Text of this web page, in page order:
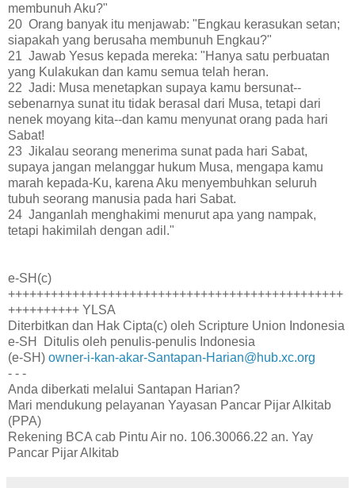
membunuh Aku?"
20 Orang banyak itu menjawab: "Engkau kerasukan setan;
siapakah yang berusaha membunuh Engkau?"
21 Jawab Yesus kepada mereka: "Hanya satu perbuatan
yang Kulakukan dan kamu semua telah heran.
22 Jadi: Musa menetapkan supaya kamu bersunat--
sebenarnya sunat itu tidak berasal dari Musa, tetapi dari
nenek moyang kita--dan kamu menyunat orang pada hari
Sabat!
23 Jikalau seorang menerima sunat pada hari Sabat,
supaya jangan melanggar hukum Musa, mengapa kamu
marah kepada-Ku, karena Aku menyembuhkan seluruh
tubuh seorang manusia pada hari Sabat.
24 Janganlah menghakimi menurut apa yang nampak,
tetapi hakimilah dengan adil."
e-SH(c)
+++++++++++++++++++++++++++++++++++++++++++++++
++++++++++ YLSA
Diterbitkan dan Hak Cipta(c) oleh Scripture Union Indonesia
e-SH Ditulis oleh penulis-penulis Indonesia
(e-SH) owner-i-kan-akar-Santapan-Harian@hub.xc.org
- - -
Anda diberkati melalui Santapan Harian?
Mari mendukung pelayanan Yayasan Pancar Pijar Alkitab
(PPA)
Rekening BCA cab Pintu Air no. 106.30066.22 an. Yay
Pancar Pijar Alkitab